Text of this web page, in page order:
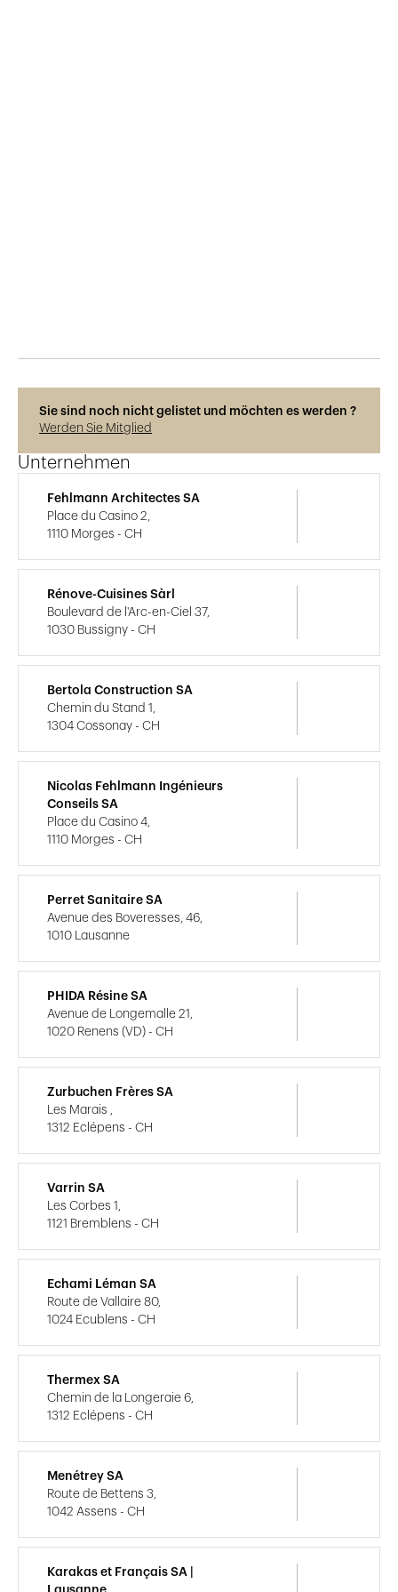
Sie sind noch nicht gelistet und möchten es werden ?
Werden Sie Mitglied
Unternehmen
Fehlmann Architectes SA
Place du Casino 2,
1110 Morges - CH
Rénove-Cuisines Sàrl
Boulevard de l'Arc-en-Ciel 37,
1030 Bussigny - CH
Bertola Construction SA
Chemin du Stand 1,
1304 Cossonay - CH
Nicolas Fehlmann Ingénieurs
Conseils SA
Place du Casino 4,
1110 Morges - CH
Perret Sanitaire SA
Avenue des Boveresses, 46,
1010 Lausanne
PHIDA Résine SA
Avenue de Longemalle 21,
1020 Renens (VD) - CH
Zurbuchen Frères SA
Les Marais ,
1312 Eclépens - CH
Varrin SA
Les Corbes 1,
1121 Bremblens - CH
Echami Léman SA
Route de Vallaire 80,
1024 Ecublens - CH
Thermex SA
Chemin de la Longeraie 6,
1312 Eclépens - CH
Menétrey SA
Route de Bettens 3,
1042 Assens - CH
Karakas et Français SA |